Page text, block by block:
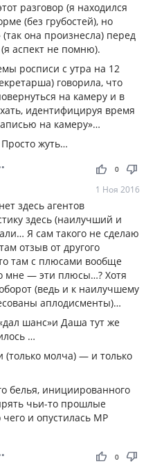
разговор (я находился
(без грубостей), но
она произнесла) перед
аспект не помню).
росписи с утра на 12
говорила, что
на камеру и в
идентифицируя время
на камеру»…
жуть…
thumb_up thumb_down
0
1 Ноя 2016
здесь агентов
здесь (наилучший и
Я сам такого не сделаю
отзыв от другого
там с плюсами вообще
мне — эти плюсы…? Хотя
(ведь и к наилучшему
аплодисменты)…
шанс»и Даша тут же
…
(только молча) — и только
белья, инициированного
чьи-то прошлые
чего и опустилась МР
thumb_up thumb_down
0